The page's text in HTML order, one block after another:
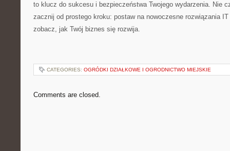
to klucz do sukcesu i bezpieczeństwa Twojego wydarzenia. Nie
zacznij od prostego kroku: postaw na nowoczesne rozwiązania
zobacz, jak Twój biznes się rozwija.
CATEGORIES: OGRÓDKI DZIAŁKOWE I OGRODNICTWO MIEJSKIE
Comments are closed.